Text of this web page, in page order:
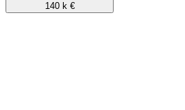
140 k €